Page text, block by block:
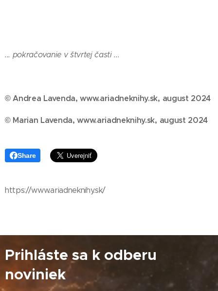
... pokračovanie v štvrtej časti ...
© Andrea Lavenda, www.ariadneknihy.sk, august 2024
© Marian Lavenda, www.ariadneknihy.sk, august 2024
Share
https://www.ariadneknihy.sk/
Prihláste sa k odberu
noviniek